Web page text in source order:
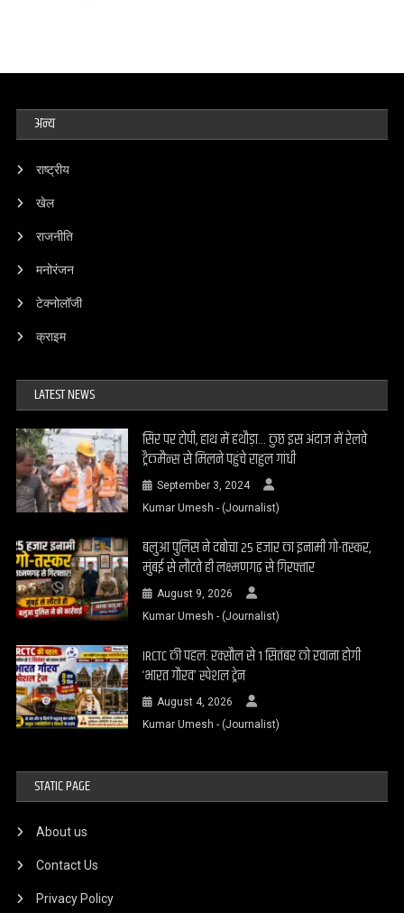
अन्य
राष्ट्रीय
खेल
राजनीति
मनोरंजन
टेक्नोलॉजी
क्राइम
LATEST NEWS
सिर पर टोपी, हाथ में हथौड़ा… कुछ इस अंदाज में रेलवे
ट्रैकमैन्स से मिलने पहुंचे राहुल गांधी
September 3, 2024
Kumar Umesh - (Journalist)
बलुआ पुलिस ने दबोचा 25 हजार का इनामी गो-तस्कर,
मुंबई से लौटते ही लक्ष्मणगढ़ से गिरफ्तार
August 9, 2026
Kumar Umesh - (Journalist)
IRCTC की पहल: रक्सौल से 1 सितंबर को रवाना होगी
‘भारत गौरव’ स्पेशल ट्रेन
August 4, 2026
Kumar Umesh - (Journalist)
STATIC PAGE
About us
Contact Us
Privacy Policy